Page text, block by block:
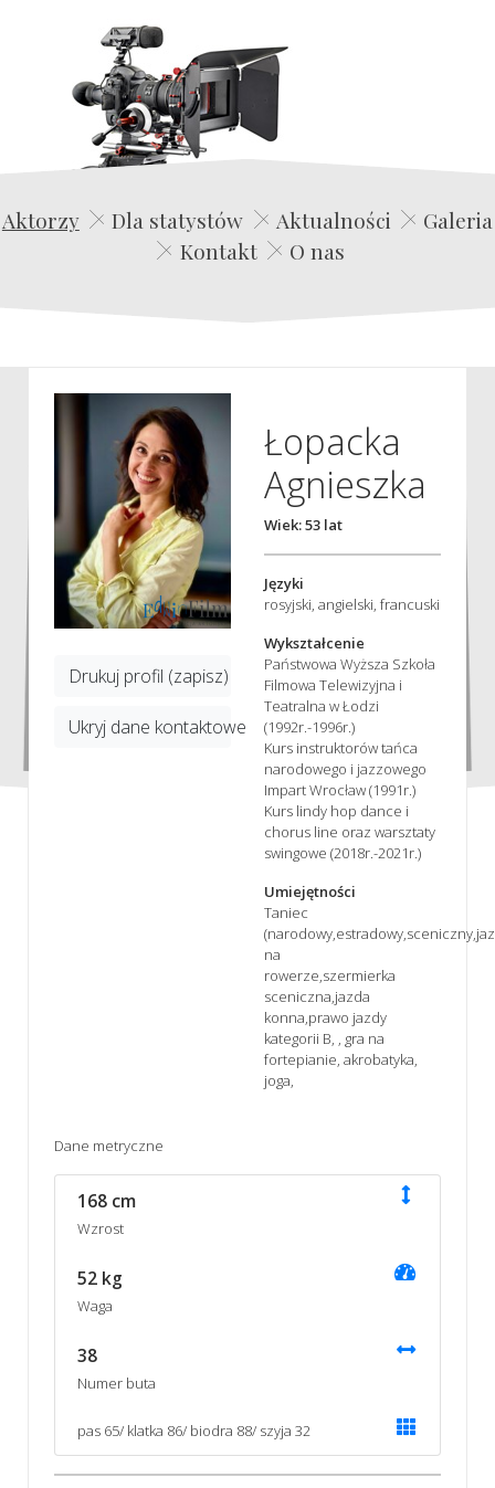
Edwin Film Agencja Aktorska
Aktorzy Dla statystów Aktualności
Galeria
Kontakt
O nas
Drukuj profil (zapisz)
Ukryj dane kontaktowe
Łopacka
Agnieszka
Wiek: 53 lat
Języki
rosyjski, angielski, francuski
Wykształcenie
Państwowa Wyższa Szkoła
Filmowa Telewizyjna i
Teatralna w Łodzi
(1992r.-1996r.)
Kurs instruktorów tańca
narodowego i jazzowego
Impart Wrocław (1991r.)
Kurs lindy hop dance i
chorus line oraz warsztaty
swingowe (2018r.-2021r.)
Umiejętności
Taniec
na
rowerze,szermierka
sceniczna,jazda
konna,prawo jazdy
kategorii B, , gra na
fortepianie, akrobatyka,
joga,
Dane metryczne
168 cm
Wzrost
52 kg
Waga
38
Numer buta
pas 65/ klatka 86/ biodra 88/ szyja 32